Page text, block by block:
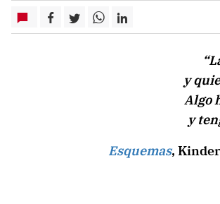
y
Algo
y
Esquemas,